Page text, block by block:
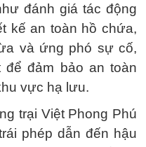
đánh giá tác động
kế an toàn hồ chứa,
và ứng phó sự cố,
để đảm bảo an toàn
vực hạ lưu.
trại Việt Phong Phú
phép dẫn đến hậu